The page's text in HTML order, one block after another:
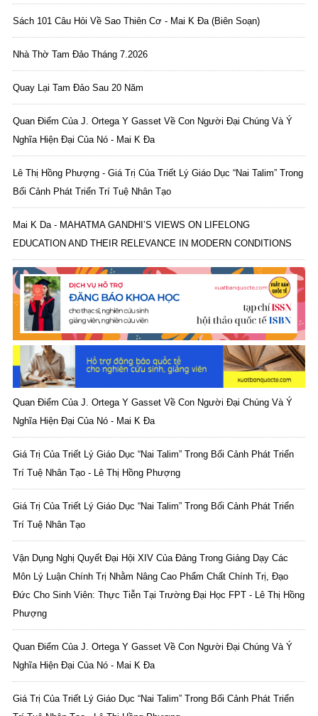
Sách 101 Câu Hỏi Về Sao Thiên Cơ - Mai K Đa (biên Soạn)
Nhà Thờ Tam Đảo Tháng 7.2026
Quay Lại Tam Đảo Sau 20 Năm
Quan Điểm Của J. Ortega Y Gasset Về Con Người Đại Chúng Và Ý
Nghĩa Hiện Đại Của Nó - Mai K Đa
Lê Thị Hồng Phượng - Giá Trị Của Triết Lý Giáo Dục “Nai Talim” Trong
Bối Cảnh Phát Triển Trí Tuệ Nhân Tạo
Mai K Da - MAHATMA GANDHI’S VIEWS ON LIFELONG
EDUCATION AND THEIR RELEVANCE IN MODERN CONDITIONS
Quan Điểm Của J. Ortega Y Gasset Về Con Người Đại Chúng Và Ý
Nghĩa Hiện Đại Của Nó - Mai K Đa
Giá Trị Của Triết Lý Giáo Dục “Nai Talim” Trong Bối Cảnh Phát Triển
Trí Tuệ Nhân Tạo - Lê Thị Hồng Phượng
Giá Trị Của Triết Lý Giáo Dục “Nai Talim” Trong Bối Cảnh Phát Triển
Trí Tuệ Nhân Tạo
Vận Dụng Nghị Quyết Đại Hội XIV Của Đảng Trong Giảng Dạy Các
Môn Lý Luận Chính Trị Nhằm Nâng Cao Phẩm Chất Chính Trị, Đạo
Đức Cho Sinh Viên: Thực Tiễn Tại Trường Đại Học FPT - Lê Thị Hồng
Phượng
Quan Điểm Của J. Ortega Y Gasset Về Con Người Đại Chúng Và Ý
Nghĩa Hiện Đại Của Nó - Mai K Đa
Giá Trị Của Triết Lý Giáo Dục “Nai Talim” Trong Bối Cảnh Phát Triển